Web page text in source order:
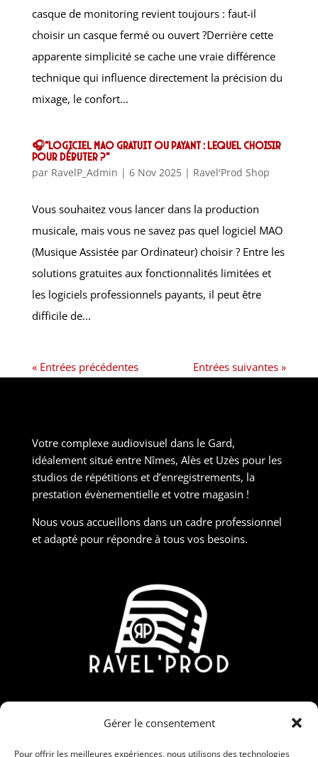
Gérer le consentement
Pour offrir les meilleures expériences, nous utilisons des technologies
casque de monitoring revient toujours : faut-il
choisir un casque fermé ou ouvert ?Derrière cette
apparente simplicité se cache une vraie différence
technique qui influence directement la précision du
mixage, le confort...
🎧“Logiciel MAO gratuit ou payant : lequel choisir
pour débuter ?”
par RavelP_Admin | 6 Nov 2025| Ravel'Prod Shop
Vous souhaitez vous lancer dans la production
musicale, mais vous ne savez pas quel logiciel MAO
(Musique Assistée par Ordinateur) choisir ? Entre les
solutions gratuites aux fonctionnalités limitées et
les logiciels professionnels payants, il peut être
difficile de...
« Entrées précédentes Entrées suivantes »
Votre complexe audiovisuel dans le Gard,
idéalement situé entre Nîmes, Alès et Uzès pour les
studios de répétitions et d’enregistrements, la
prestation évènementielle et votre magasin !
Nous vous accueillons dans un cadre professionnel
et adapté pour répondre à tous vos besoins.
Saint-Chaptes